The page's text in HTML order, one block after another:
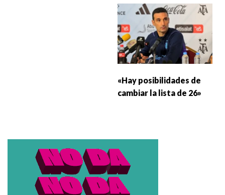
«Hay posibilidades de
cambiar la lista de 26»